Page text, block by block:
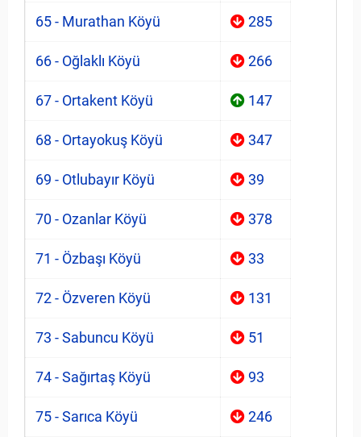
65 - Murathan Köyü 285
66 - Oğlaklı Köyü 266
67 - Ortakent Köyü 147
68 - Ortayokuş Köyü 347
69 - Otlubayır Köyü 39
70 - Ozanlar Köyü 378
71 - Özbaşı Köyü 33
72 - Özveren Köyü 131
73 - Sabuncu Köyü 51
74 - Sağırtaş Köyü 93
75 - Sarıca Köyü 246